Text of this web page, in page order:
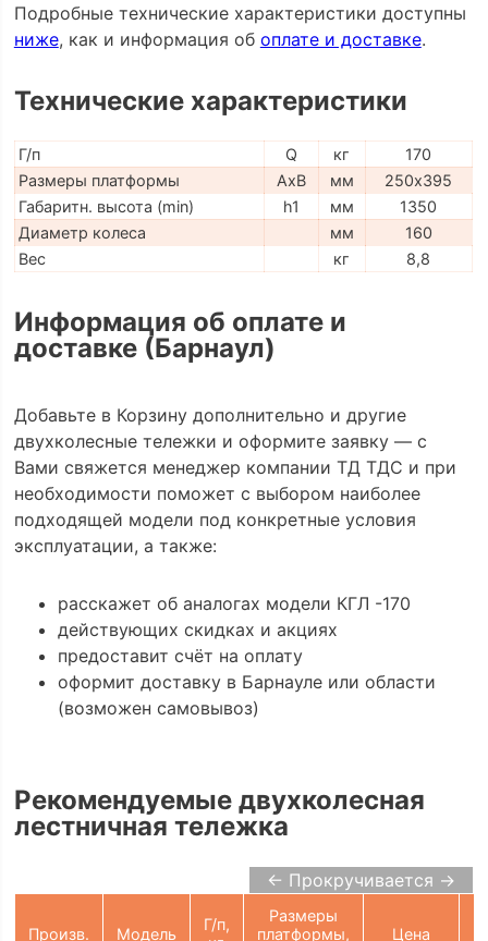
Подробные технические характеристики доступны
ниже, как и информация об оплате и доставке.
Технические характеристики
Г/п Q кг
170
Размеры платформы
AxB мм
250х395
Габаритн. высота (min)
h1 мм
1350
Диаметр колеса
мм
160
Вес
кг 8,8
Информация об оплате и
доставке (Барнаул)
Добавьте в Корзину дополнительно и другие
двухколесные тележки и оформите заявку — с
Вами свяжется менеджер компании ТД ТДС и при
необходимости поможет с выбором наиболее
подходящей модели под конкретные условия
эксплуатации, а также:
расскажет об аналогах модели КГЛ -170
действующих скидках и акциях
предоставит счёт на оплату
оформит доставку в Барнауле или области
(возможен самовывоз)
Рекомендуемые двухколесная
лестничная тележка
← Прокручивается →
Произв. Модель
Г/п,
Размеры
платформы,
Цена